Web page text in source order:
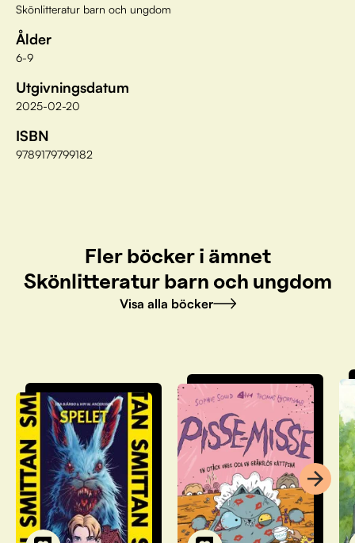
Skönlitteratur barn och ungdom
Ålder
6-9
Utgivningsdatum
2025-02-20
ISBN
9789179799182
Fler böcker i ämnet
Skönlitteratur barn och ungdom
Visa alla böcker